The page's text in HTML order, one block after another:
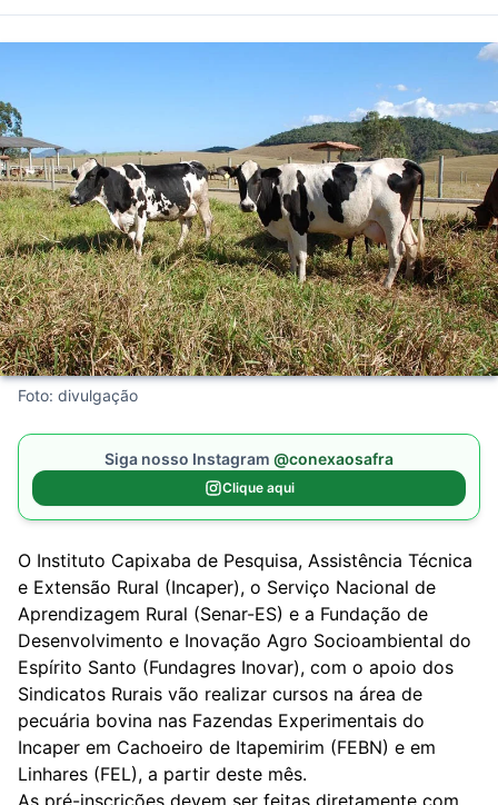
Foto: divulgação
Siga nosso Instagram @conexaosafra
Clique aqui
O Instituto Capixaba de Pesquisa, Assistência Técnica
e Extensão Rural (Incaper), o Serviço Nacional de
Aprendizagem Rural (Senar-ES) e a Fundação de
Desenvolvimento e Inovação Agro Socioambiental do
Espírito Santo (Fundagres Inovar), com o apoio dos
Sindicatos Rurais vão realizar cursos na área de
pecuária bovina nas Fazendas Experimentais do
Incaper em Cachoeiro de Itapemirim (FEBN) e em
Linhares (FEL), a partir deste mês.